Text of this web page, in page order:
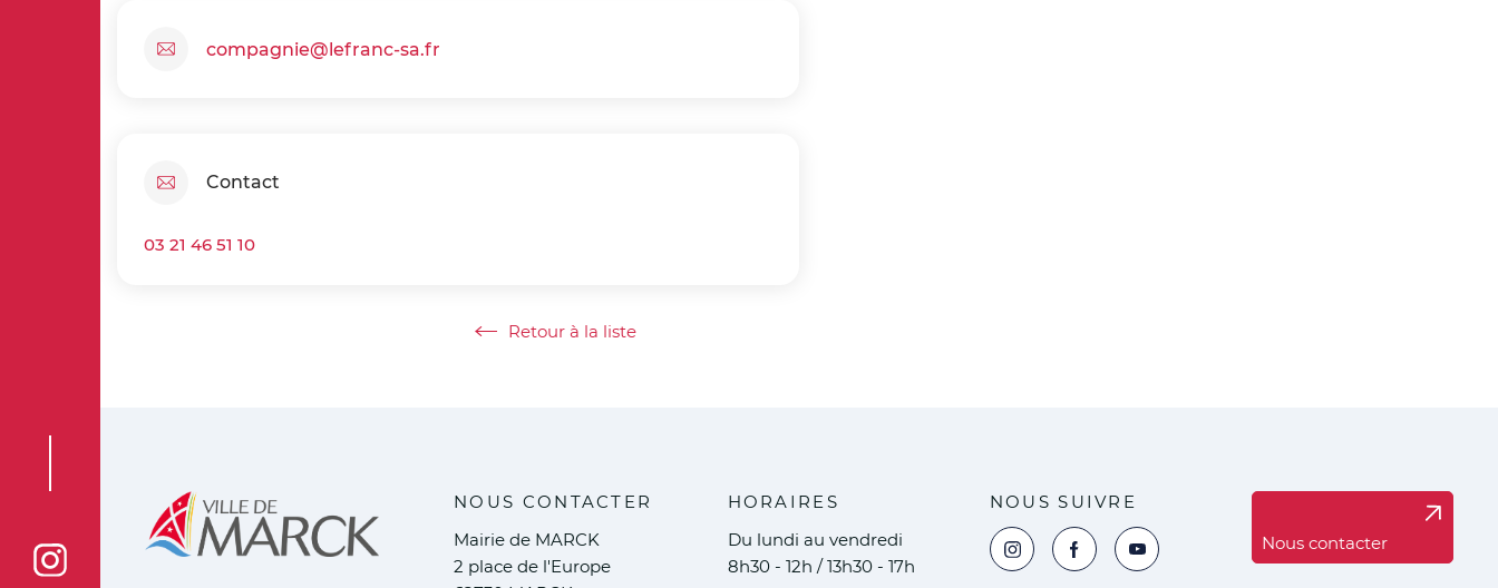
Voir la page Instagram de la ville de Marck
compagnie@lefranc-sa.fr
Contact
03 21 46 51 10
Retour à la liste
Retour à la liste
NOUS CONTACTER
Mairie de MARCK
2 place de l'Europe
HORAIRES
Du lundi au vendredi
8h30 - 12h / 13h30 - 17h
NOUS SUIVRE
Voir la page Instagram de la ville de Marck
Voir la page Facebook de la ville de Marck
Voir le compte YouTube de la ville de Marck
Nous contacter